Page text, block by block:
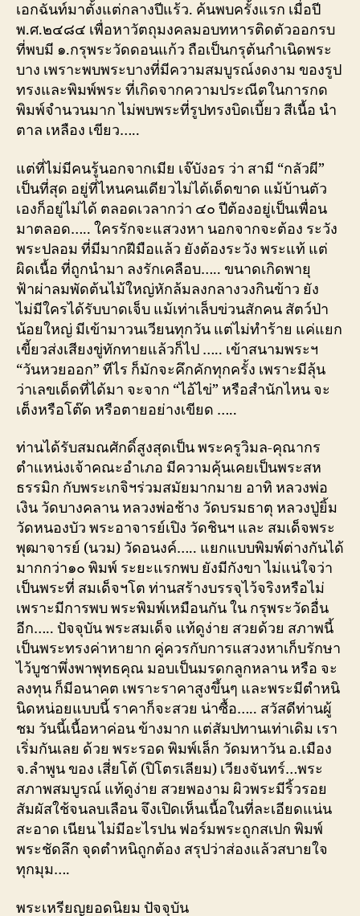
เอกฉันท์มาตั้งแต่กลางปีแร้ว. ค้นพบครั้งแรก เมื่อปี
พ.ศ.๒๔๘๔ เพื่อหาวัตถุมงคลมอบทหารติดตัวออกรบ
ที่พบมี ๑.กรุพระวัดดอนแก้ว ถือเป็นกรุต้นกำเนิดพระ
บาง เพราะพบพระบางที่มีความสมบูรณ์งดงาม ของรูป
ทรงและพิมพ์พระ ที่เกิดจากความประณีตในการกด
พิมพ์จำนวนมาก ไม่พบพระที่รูปทรงบิดเบี้ยว สีเนื้อ นำ
ตาล เหลือง เขียว…..
แต่ที่ไม่มีคนรู้นอกจากเมีย เจ๊บังอร ว่า สามี “กลัวผี”
เป็นที่สุด อยู่ที่ไหนคนเดียวไม่ได้เด็ดขาด แม้บ้านตัว
เองก็อยู่ไม่ได้ ตลอดเวลากว่า ๔๐ ปีต้องอยู่เป็นเพื่อน
มาตลอด….. ใครรักจะแสวงหา นอกจากจะต้อง ระวัง
พระปลอม ที่มีมากฝีมือแล้ว ยังต้องระวัง พระแท้ แต่
ผิดเนื้อ ที่ถูกนำมา ลงรักเคลือบ….. ขนาดเกิดพายุ
ฟ้าผ่าลมพัดต้นไม้ใหญ่หักล้มลงกลางวงกินข้าว ยัง
ไม่มีใครได้รับบาดเจ็บ แม้เท่าเล็บข่วนสักคน สัตว์ป่า
น้อยใหญ่ มีเข้ามาวนเวียนทุกวัน แต่ไม่ทำร้าย แค่แยก
เขี้ยวส่งเสียงขู่ทักทายแล้วก็ไป ….. เข้าสนามพระฯ
“วันหวยออก” ทีไร ก็มักจะคึกคักทุกครั้ง เพราะมีลุ้น
ว่าเลขเด็ดที่ได้มา จะจาก “ไอ้ไข่” หรือสำนักไหน จะ
เต็งหรือโต๊ด หรือตายอย่างเขียด …..
ท่านได้รับสมณศักดิ์สูงสุดเป็น พระครูวิมล-คุณากร
ตำแหน่งเจ้าคณะอำเภอ มีความคุ้นเคยเป็นพระสห
ธรรมิก กับพระเกจิฯร่วมสมัยมากมาย อาทิ หลวงพ่อ
เงิน วัดบางคลาน หลวงพ่อช้าง วัดบรมธาตุ หลวงปู่ยิ้ม
วัดหนองบัว พระอาจารย์เปิง วัดชินฯ และ สมเด็จพระ
พุฒาจารย์ (นวม) วัดอนงค์….. แยกแบบพิมพ์ต่างกันได้
มากกว่า๑๐ พิมพ์ ระยะแรกพบ ยังมีกังขา ไม่แน่ใจว่า
เป็นพระที่ สมเด็จฯโต ท่านสร้างบรรจุไว้จริงหรือไม่
เพราะมีการพบ พระพิมพ์เหมือนกัน ใน กรุพระวัดอื่น
อีก….. ปัจจุบัน พระสมเด็จ แท้ดูง่าย สวยด้วย สภาพนี้
เป็นพระทรงค่าหายาก คู่ควรกับการแสวงหาเก็บรักษา
ไว้บูชาพึ่งพาพุทธคุณ มอบเป็นมรดกลูกหลาน หรือ จะ
ลงทุน ก็มีอนาคต เพราะราคาสูงขึ้นๆ และพระมีตำหนิ
นิดหน่อยแบบนี้ ราคาก็จะสวย น่าซื้อ….. สวัสดีท่านผู้
ชม วันนี้เนื้อหาค่อน ข้างมาก แต่สัมปทานเท่าเดิม เรา
เริ่มกันเลย ด้วย พระรอด พิมพ์เล็ก วัดมหาวัน อ.เมือง
จ.ลำพูน ของ เสี่ยโต้ (ปิโตรเลียม) เวียงจันทร์…พระ
สภาพสมบูรณ์ แท้ดูง่าย สวยพองาม ผิวพระมีริ้วรอย
สัมผัสใช้จนลบเลือน จึงเปิดเห็นเนื้อในที่ละเอียดแน่น
สะอาด เนียน ไม่มีอะไรปน ฟอร์มพระถูกสเปก พิมพ์
พระชัดลึก จุดตำหนิถูกต้อง สรุปว่าส่องแล้วสบายใจ
ทุกมุม….
พระเหรียญยอดนิยม ปัจจุบัน